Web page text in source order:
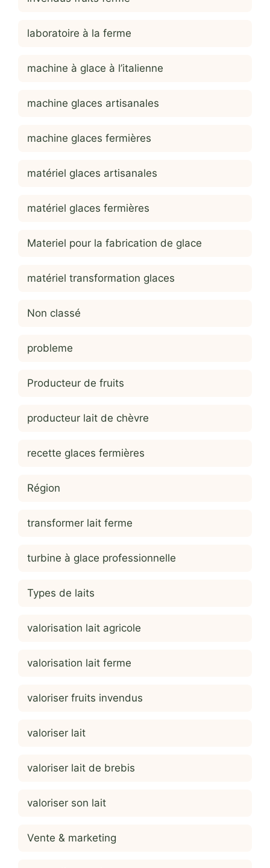
laboratoire à la ferme
machine à glace à l’italienne
machine glaces artisanales
machine glaces fermières
matériel glaces artisanales
matériel glaces fermières
Materiel pour la fabrication de glace
matériel transformation glaces
Non classé
probleme
Producteur de fruits
producteur lait de chèvre
recette glaces fermières
Région
transformer lait ferme
turbine à glace professionnelle
Types de laits
valorisation lait agricole
valorisation lait ferme
valoriser fruits invendus
valoriser lait
valoriser lait de brebis
valoriser son lait
Vente & marketing